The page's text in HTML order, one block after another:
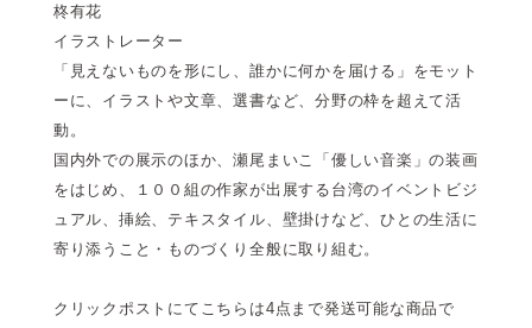
柊有花
イラストレーター
「見えないものを形にし、誰かに何かを届ける」をモット
ーに、イラストや文章、選書など、分野の枠を超えて活
動。
国内外での展示のほか、瀬尾まいこ「優しい音楽」の装画
をはじめ、１００組の作家が出展する台湾のイベントビジ
ュアル、挿絵、テキスタイル、壁掛けなど、ひとの生活に
寄り添うこと・ものづくり全般に取り組む。
クリックポストにてこちらは4点まで発送可能な商品で